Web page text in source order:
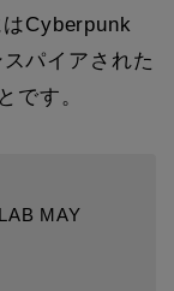
Cyberpunk
パイアされた
です。
MAY